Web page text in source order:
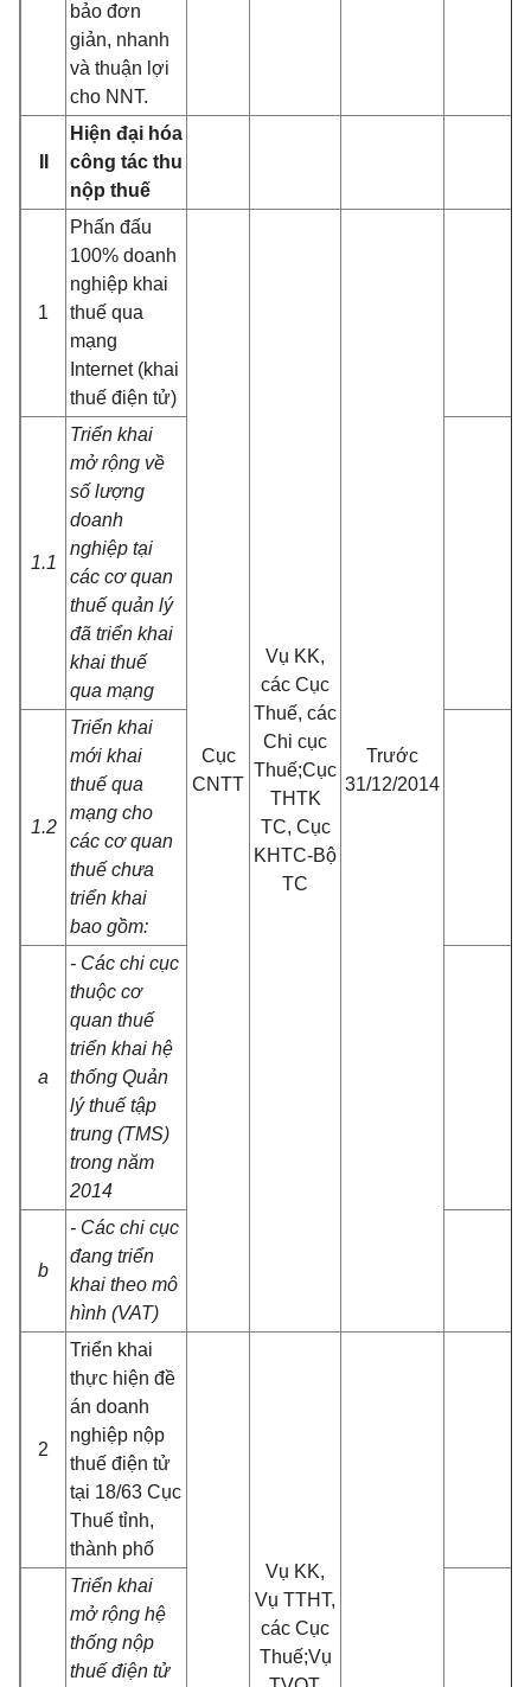
bảo đơn
giản, nhanh
và thuận lợi
cho NNT.
Hiện đại hóa
công tác thu
nộp thuế
1
Phấn đấu
100% doanh
nghiệp khai
thuế qua
mạng
Internet (khai
thuế điện tử)
Cục
CNTT
Vụ KK,
các Cục
Thuế, các
Chi cục
Thuế;Cục
THTK
TC, Cục
KHTC-Bộ
TC
Trước
31/12/2014
1.1
Triển khai
mở rộng về
số lượng
doanh
nghiệp tại
các cơ quan
thuế quản lý
đã triển khai
khai thuế
qua mạng
1.2
Triển khai
mới khai
thuế qua
mạng cho
các cơ quan
thuế chưa
triển khai
bao gồm:
a
- Các chi cục
thuộc cơ
quan thuế
triển khai hệ
thống Quản
lý thuế tập
trung (TMS)
trong năm
2014
b
- Các chi cục
đang triển
khai theo mô
hình (VAT)
2
Triển khai
thực hiện đề
án doanh
nghiệp nộp
thuế điện tử
tại 18/63 Cục
Thuế tỉnh,
thành phố
Vụ KK,
Vụ TTHT,
các Cục
Thuế;Vụ
Triển khai
mở rộng hệ
thống nộp
thuế điện tử